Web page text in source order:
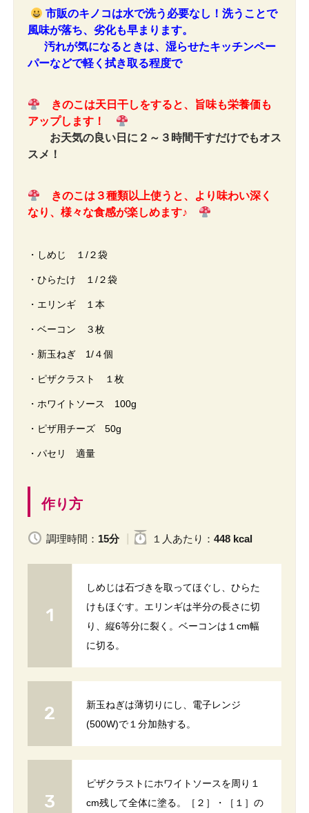
市販のキノコは水で洗う必要なし！洗うことで
風味が落ち、劣化も早まります。
汚れが気になるときは、 湿らせたキッチンペー
パーなどで軽く拭き取る程度で
きのこは天日干しをすると、旨味も栄養価も
アップします！
お天気の良い日に２～３時間干すだけでもオス
スメ！
きのこは３種類以上使うと、より味わい深く
なり、様々な食感が楽しめます♪
・しめじ １/２袋
・ひらたけ １/２袋
・エリンギ １本
・ベーコン ３枚
・新玉ねぎ 1/４個
・ピザクラスト １枚
・ホワイトソース 100g
・ピザ用チーズ 50g
・パセリ 適量
作り方
調理時間： 15分 １人 あたり ： 448 kcal
しめじは石づきを取ってほぐし、ひらた
けもほぐす。エリンギは半分の長さに切
り、縦6等分に裂く。ベーコンは１cm幅
に切る。
新玉ねぎは薄切りにし、電子レンジ
(500W)で１分加熱する。
ピザクラストにホワイトソースを周り１
cm残して全体に塗る。［２］・［１］の